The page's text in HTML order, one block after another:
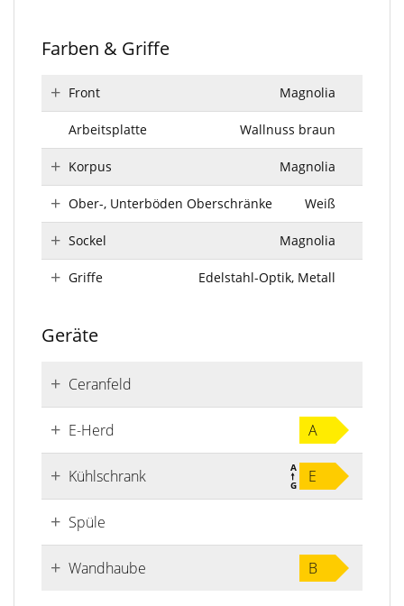
Farben & Griffe
Front Magnolia
Arbeitsplatte Wallnuss braun
Korpus Magnolia
Ober-, Unterböden Oberschränke Weiß
Sockel Magnolia
Griffe Edelstahl-Optik, Metall
Geräte
Ceranfeld
E-Herd A
Kühlschrank E
Spüle
Wandhaube B